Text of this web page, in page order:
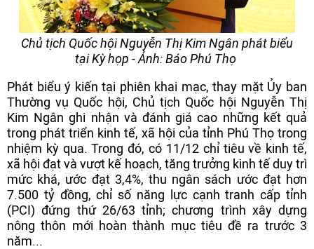
Chủ tịch Quốc hội Nguyễn Thị Kim Ngân phát biểu
tại Kỳ họp - Ảnh: Báo Phú Thọ
Phát biểu ý kiến tại phiên khai mạc, thay mặt Ủy ban
Thường vụ Quốc hội, Chủ tịch Quốc hội Nguyễn Thị
Kim Ngân ghi nhận và đánh giá cao những kết quả
trong phát triển kinh tế, xã hội của tỉnh Phú Thọ trong
nhiệm kỳ qua. Trong đó, có 11/12 chỉ tiêu về kinh tế,
xã hội đạt và vượt kế hoạch, tăng trưởng kinh tế duy trì
mức khá, ước đạt 3,4%, thu ngân sách ước đạt hơn
7.500 tỷ đồng, chỉ số năng lực cạnh tranh cấp tỉnh
(PCI) đứng thứ 26/63 tỉnh; chương trình xây dựng
nông thôn mới hoàn thành mục tiêu đề ra trước 3
năm...